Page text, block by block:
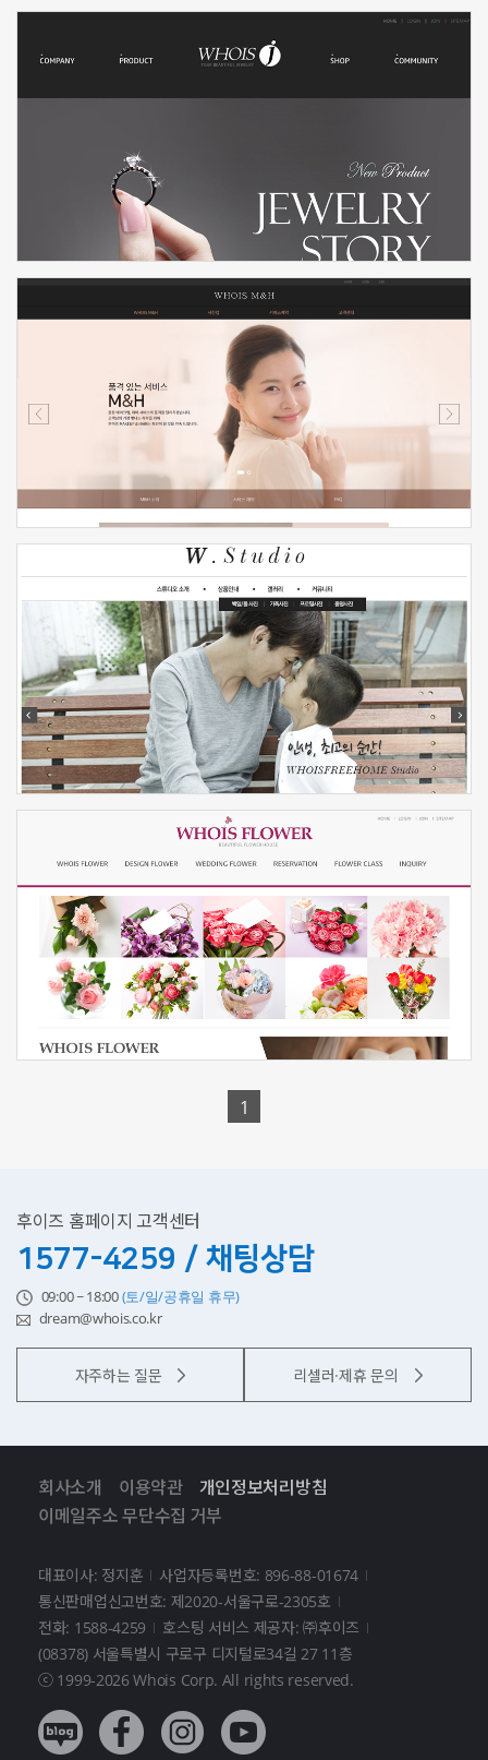
신청하기
신청하기
신청하기
신청하기
1
후이즈 홈페이지 고객센터
1577-4259 / 채팅상담
09:00 ~ 18:00(토/일/공휴일 휴무)
dream@whois.co.kr
자주하는 질문 리셀러·제휴 문의
회사소개 이용약관
개인정보처리방침
이메일주소 무단수집 거부
대표이사: 정지훈
사업자등록번호: 896-88-01674
통신판매업신고번호: 제2020-서울구로-2305호
전화: 1588-4259
호스팅 서비스 제공자: ㈜후이즈
(08378) 서울특별시 구로구 디지털로34길 27 11층
ⓒ 1999-2026 Whois Corp. All rights reserved.